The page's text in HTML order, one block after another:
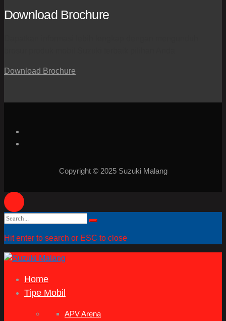
Download Brochure
Download Brochure
Copyright © 2025 Suzuki Malang
Search
Search
Hit enter to search or ESC to close
Home
Tipe Mobil
APV Arena